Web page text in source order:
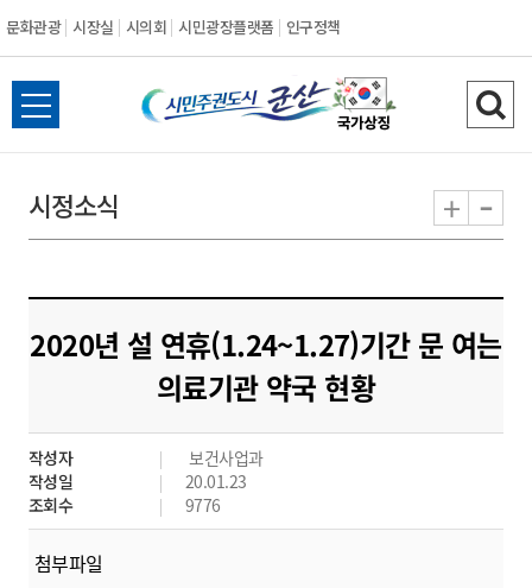
문화관광 시장실 시의회 시민광장플랫폼 인구정책
시
민
도
시
군
산
전
체
뉴
열
검
색
기
시정소식 + -
2020년 설 연휴(1.24~1.27)기간 문 여는
의료기관 약국 현황
작성자
보건사업과
작성일
20.01.23
조회수
9776
첨부파일